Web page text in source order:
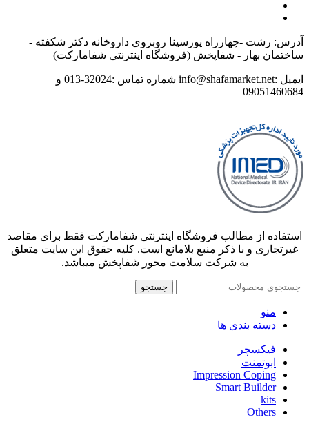
آدرس: رشت -چهارراه پورسینا روبروی داروخانه دکتر شکفته -
ساختمان بهار - شفاپخش (فروشگاه اینترنتی شفامارکت)
ایمیل :info@shafamarket.net شماره تماس :32024-013 و
09051460684
استفاده از مطالب فروشگاه اینترنتی شفامارکت فقط برای مقاصد
غیرتجاری و با ذکر منبع بلامانع است. کلیه حقوق این سایت متعلق
به شرکت سلامت محور شفاپخش میباشد.
جستجو
منو
دسته بندی ها
فیکسچر
ابوتمنت
Impression Coping
Smart Builder
kits
Others